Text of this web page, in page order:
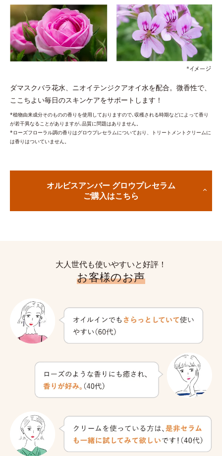
ダマスクバラ花水、ニオイテンジクアオイ水を配合。微香性で、
ここちよい毎日のスキンケアをサポートします！
*植物由来成分そのものの香りを使用しておりますので､収穫される時期などによって香り
が若干異なることがありますが､品質に問題はありません。
*ローズフローラル調の香りはグロウプレセラムについており、トリートメントクリームに
は香りはついていません。
オルビスアンバー グロウプレセラム
ご購入はこちら
大人世代も使いやすいと好評！
お客様のお声